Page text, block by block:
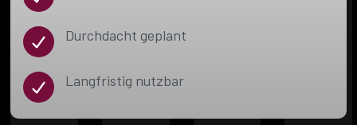
Durchdacht geplant
Langfristig nutzbar